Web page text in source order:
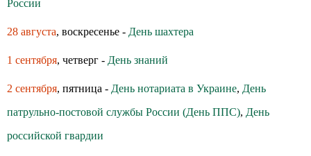
России
28 августа, воскресенье - День шахтера
1 сентября, четверг - День знаний
2 сентября, пятница - День нотариата в Украине, День
патрульно-постовой службы России (День ППС), День
российской гвардии